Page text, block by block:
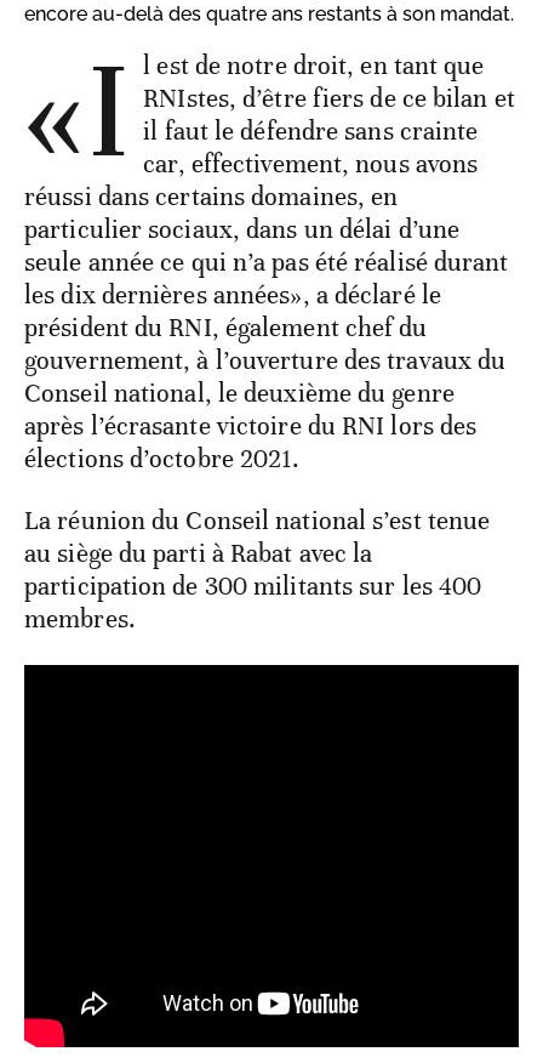
encore au-delà des quatre ans restants à son mandat.
«I l est de notre droit, en tant que
RNIstes, d’être fiers de ce bilan et
il faut le défendre sans crainte
car, effectivement, nous avons
réussi dans certains domaines, en
particulier sociaux, dans un délai d’une
seule année ce qui n’a pas été réalisé durant
les dix dernières années», a déclaré le
président du RNI, également chef du
gouvernement, à l’ouverture des travaux du
Conseil national, le deuxième du genre
après l’écrasante victoire du RNI lors des
élections d’octobre 2021.
La réunion du Conseil national s’est tenue
au siège du parti à Rabat avec la
participation de 300 militants sur les 400
membres.